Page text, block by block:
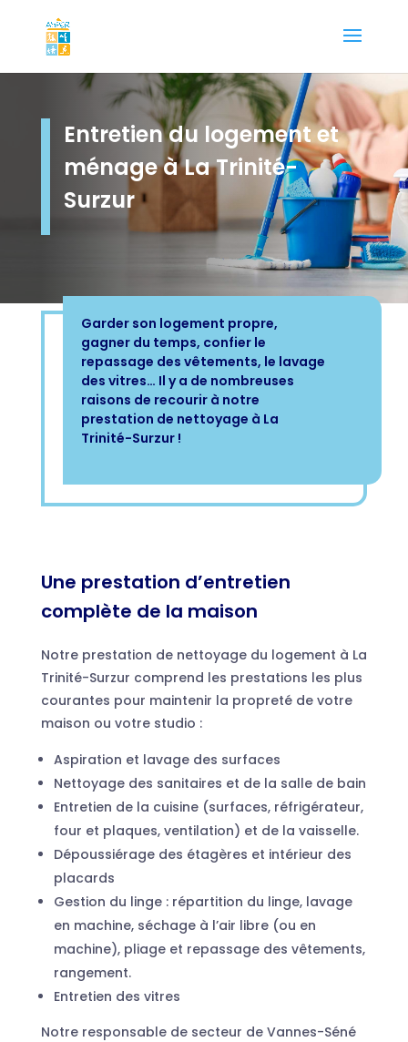
Entretien du logement et
ménage à La Trinité-
Surzur
Garder son logement propre,
gagner du temps, confier le
repassage des vêtements, le lavage
des vitres… Il y a de nombreuses
raisons de recourir à notre
prestation de nettoyage à La
Trinité-Surzur !
Une prestation d’entretien
complète de la maison
Notre prestation de nettoyage du logement à La
Trinité-Surzur comprend les prestations les plus
courantes pour maintenir la propreté de votre
maison ou votre studio :
Aspiration et lavage des surfaces
Nettoyage des sanitaires et de la salle de bain
Entretien de la cuisine (surfaces, réfrigérateur,
four et plaques, ventilation) et de la vaisselle.
Dépoussiérage des étagères et intérieur des
placards
Gestion du linge : répartition du linge, lavage
en machine, séchage à l’air libre (ou en
machine), pliage et repassage des vêtements,
rangement.
Entretien des vitres
Notre responsable de secteur de Vannes-Séné